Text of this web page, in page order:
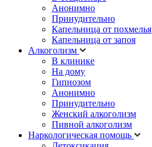
Анонимно
Принудительно
Капельница от похмелья
Капельница от запоя
Алкоголизм
В клинике
На дому
Гипнозом
Анонимно
Принудительно
Женский алкоголизм
Пивной алкоголизм
Наркологическая помощь